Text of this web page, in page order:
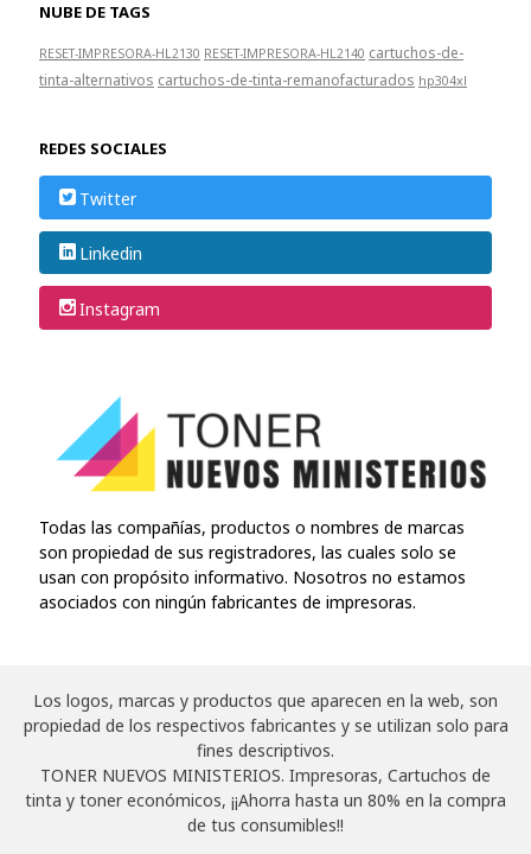
NUBE DE TAGS
RESET-IMPRESORA-HL2130 RESET-IMPRESORA-HL2140 cartuchos-de-
tinta-alternativos cartuchos-de-tinta-remanofacturados hp304xl
REDES SOCIALES
Twitter
Linkedin
Instagram
Todas las compañías, productos o nombres de marcas
son propiedad de sus registradores, las cuales solo se
usan con propósito informativo. Nosotros no estamos
asociados con ningún fabricantes de impresoras.
Los logos, marcas y productos que aparecen en la web, son
propiedad de los respectivos fabricantes y se utilizan solo para
fines descriptivos.
TONER NUEVOS MINISTERIOS. Impresoras, Cartuchos de
tinta y toner económicos, ¡¡Ahorra hasta un 80% en la compra
de tus consumibles!!